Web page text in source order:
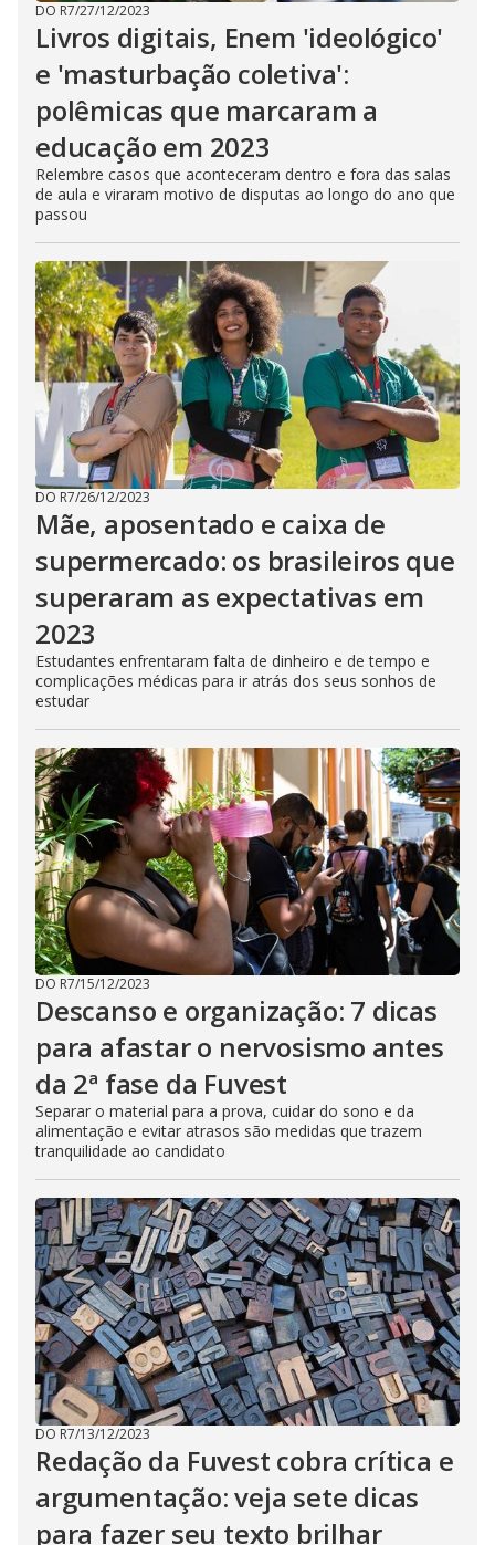
DO R7/27/12/2023
Livros digitais, Enem 'ideológico'
e 'masturbação coletiva':
polêmicas que marcaram a
educação em 2023
Relembre casos que aconteceram dentro e fora das salas
de aula e viraram motivo de disputas ao longo do ano que
passou
DO R7/26/12/2023
Mãe, aposentado e caixa de
supermercado: os brasileiros que
superaram as expectativas em
2023
Estudantes enfrentaram falta de dinheiro e de tempo e
complicações médicas para ir atrás dos seus sonhos de
estudar
DO R7/15/12/2023
Descanso e organização: 7 dicas
para afastar o nervosismo antes
da 2ª fase da Fuvest
Separar o material para a prova, cuidar do sono e da
alimentação e evitar atrasos são medidas que trazem
tranquilidade ao candidato
DO R7/13/12/2023
Redação da Fuvest cobra crítica e
argumentação: veja sete dicas
para fazer seu texto brilhar